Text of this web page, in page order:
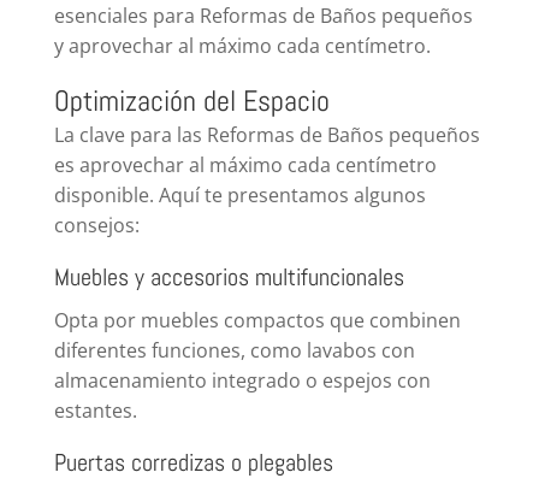
esenciales para Reformas de Baños pequeños
y aprovechar al máximo cada centímetro.
Optimización del Espacio
La clave para las Reformas de Baños pequeños
es aprovechar al máximo cada centímetro
disponible. Aquí te presentamos algunos
consejos:
Muebles y accesorios multifuncionales
Opta por muebles compactos que combinen
diferentes funciones, como lavabos con
almacenamiento integrado o espejos con
estantes.
Puertas corredizas o plegables